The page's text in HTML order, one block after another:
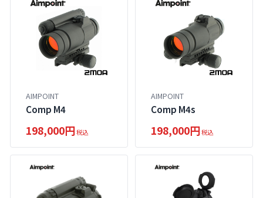
AIMPOINT
Comp M4
198,000円税込
AIMPOINT
Comp M4s
198,000円税込